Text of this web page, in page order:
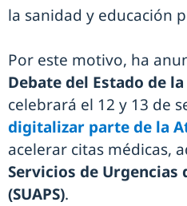
la sanidad y educación
Por este motivo, ha
Debate del Estado de
celebrará el 12 y 13 de
digitalizar parte de la
acelerar citas médicas,
Servicios de
(SUAPS).